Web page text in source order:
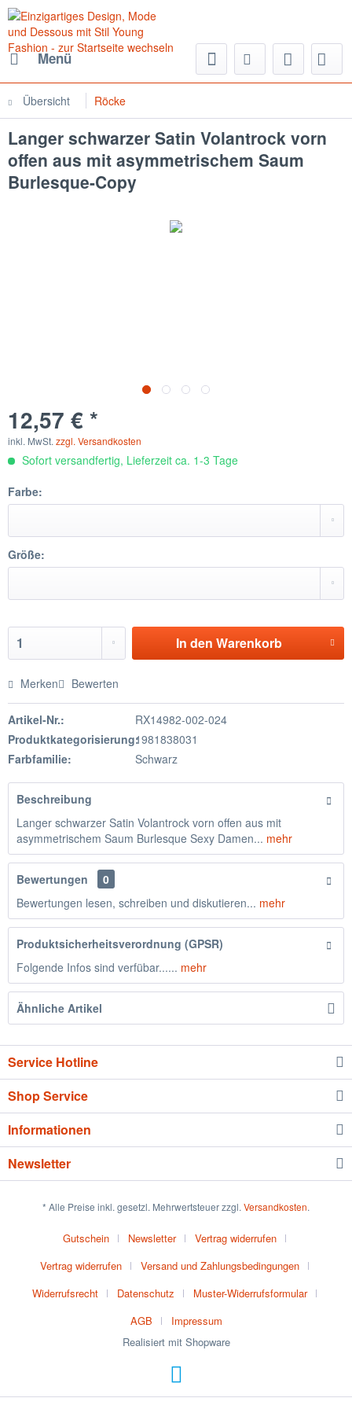
Menü
Übersicht Röcke
Langer schwarzer Satin Volantrock vorn
offen aus mit asymmetrischem Saum
Burlesque-Copy
12,57 € *
inkl. MwSt. zzgl. Versandkosten
Sofort versandfertig, Lieferzeit ca. 1-3 Tage
Farbe:
Größe:
In den Warenkorb
Merken Bewerten
Artikel-Nr.:
RX14982-002-024
Produktkategorisierung:1981838031
Farbfamilie:
Schwarz
Beschreibung
Langer schwarzer Satin Volantrock vorn offen aus mit
asymmetrischem Saum Burlesque Sexy Damen... mehr
Bewertungen
0
Bewertungen lesen, schreiben und diskutieren... mehr
Produktsicherheitsverordnung (GPSR)
Folgende Infos sind verfübar...... mehr
Ähnliche Artikel
Service Hotline
Shop Service
Informationen
Newsletter
* Alle Preise inkl. gesetzl. Mehrwertsteuer zzgl. Versandkosten.
Gutschein Newsletter
Vertrag widerrufen
Vertrag widerrufen
Versand und Zahlungsbedingungen
Widerrufsrecht
Datenschutz
Muster-Widerrufsformular
AGB
Impressum
Realisiert mit Shopware